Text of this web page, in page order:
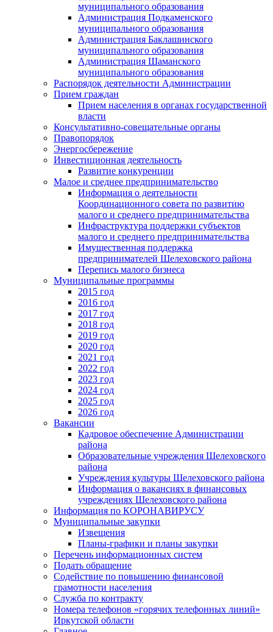
муниципального образования
Администрация Подкаменского
муниципального образования
Администрация Баклашинского
муниципального образования
Администрация Шаманского
муниципального образования
Распорядок деятельности Администрации
Прием граждан
Прием населения в органах государственной
власти
Консультативно-совещательные органы
Правопорядок
Энергосбережение
Инвестиционная деятельность
Развитие конкуренции
Малое и среднее предпринимательство
Информация о деятельности
Координационного совета по развитию
малого и среднего предпринимательства
Инфраструктура поддержки субъектов
малого и среднего предпринимательства
Имущественная поддержка
предпринимателей Шелеховского района
Перепись малого бизнеса
Муниципальные программы
2015 год
2016 год
2017 год
2018 год
2019 год
2020 год
2021 год
2022 год
2023 год
2024 год
2025 год
2026 год
Вакансии
Кадровое обеспечение Администрации
района
Образовательные учреждения Шелеховского
района
Учреждения культуры Шелеховского района
Информация о вакансиях в финансовых
учреждениях Шелеховского района
Информация по КОРОНАВИРУСУ
Муниципальные закупки
Извещения
Планы-графики и планы закупки
Перечень информационных систем
Подать обращение
Содействие по повышению финансовой
грамотности населения
Служба по контракту
Номера телефонов «горячих телефонных линий»
Иркутской области